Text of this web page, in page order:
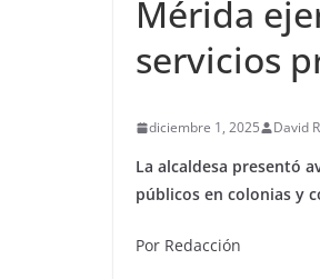
Mérida
servicios
diciembre 1, 2025 David
La alcaldesa presentó
públicos en colonias y
Por Redacción